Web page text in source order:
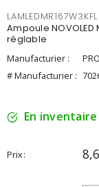
LAMLEDMR167W3KFL
Ampoule NOVOLED
réglable
Manufacturier :
# Manufacturier :
En inventaire
Prix